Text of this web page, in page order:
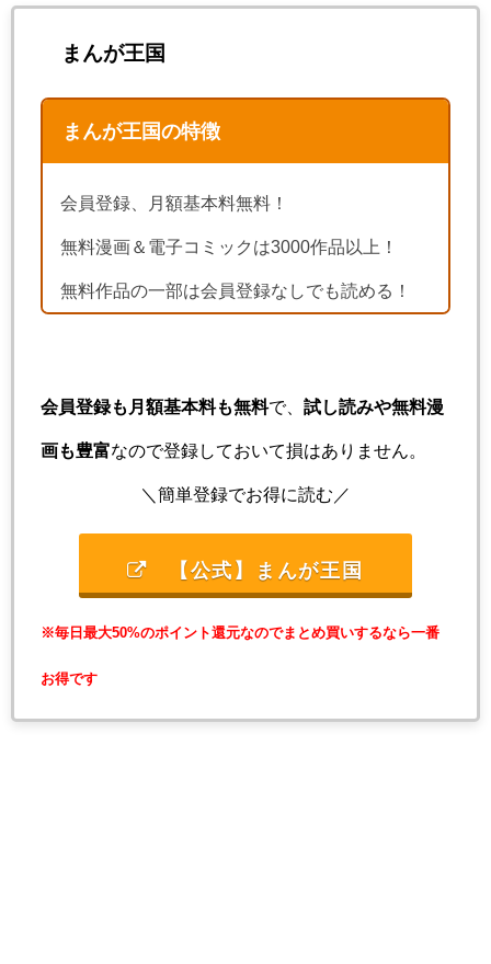
まんが王国
まんが王国の特徴
会員登録、月額基本料無料！
無料漫画＆電子コミックは3000作品以上！
無料作品の一部は会員登録なしでも読める！
会員登録も月額基本料も無料で、 試し読みや無料漫
画も豊富なので登録しておいて損はありません。
＼簡単登録でお得に読む／
【公式】まんが王国
※毎日最大50%のポイント還元なのでまとめ買いするなら一番
お得です